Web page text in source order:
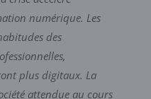
numérique. Les
des
plus digitaux. La
attendue au cours